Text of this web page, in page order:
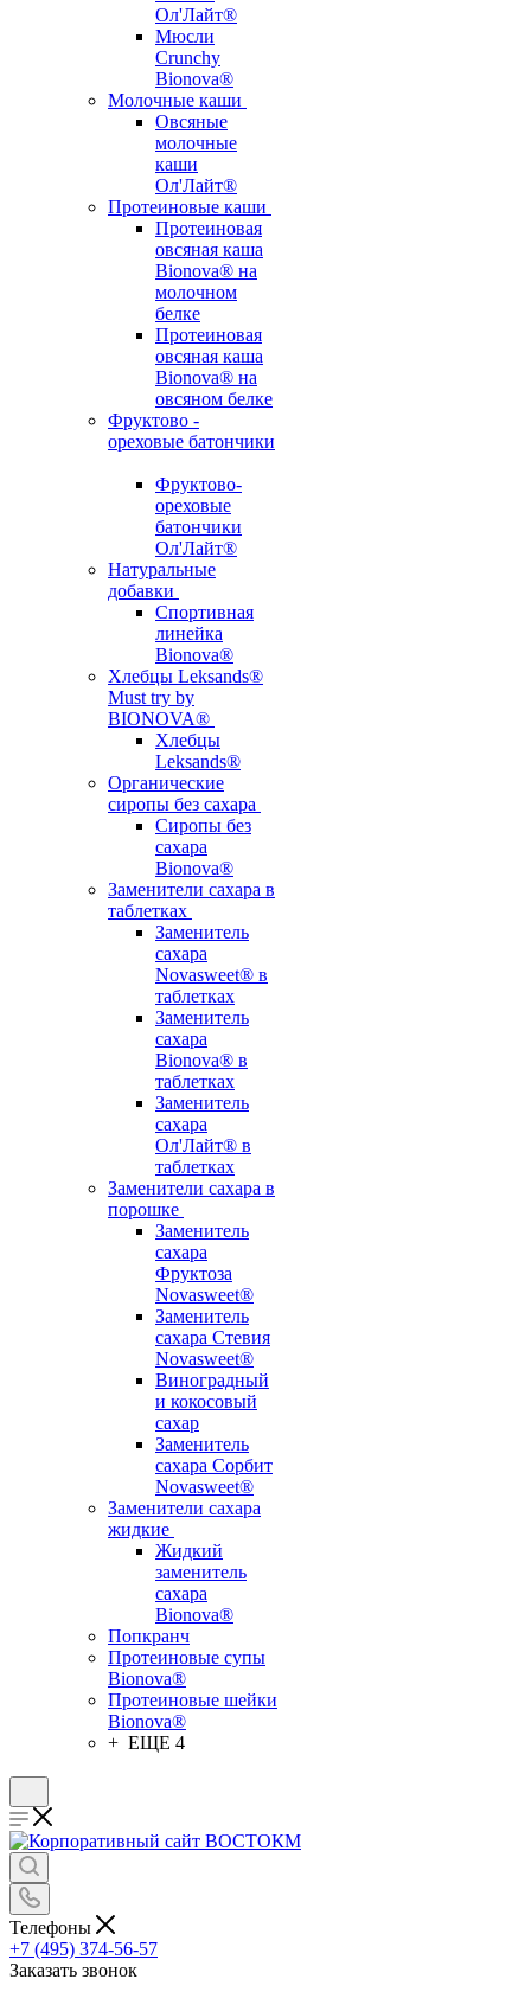
Ол'Лайт®
Мюсли
Crunchy
Bionova®
Молочные каши
Овсяные
молочные
каши
Ол'Лайт®
Протеиновые каши
Протеиновая
овсяная каша
Bionova® на
молочном
белке
Протеиновая
овсяная каша
Bionova® на
овсяном белке
Фруктово -
ореховые батончики
Фруктово-
ореховые
батончики
Ол'Лайт®
Натуральные
добавки
Спортивная
линейка
Bionova®
Хлебцы Leksands®
Must try by
BIONOVA®
Хлебцы
Leksands®
Органические
сиропы без сахара
Сиропы без
сахара
Bionova®
Заменители сахара в
таблетках
Заменитель
сахара
Novasweet® в
таблетках
Заменитель
сахара
Bionova® в
таблетках
Заменитель
сахара
Ол'Лайт® в
таблетках
Заменители сахара в
порошке
Заменитель
сахара
Фруктоза
Novasweet®
Заменитель
сахара Стевия
Novasweet®
Виноградный
и кокосовый
сахар
Заменитель
сахара Сорбит
Novasweet®
Заменители сахара
жидкие
Жидкий
заменитель
сахара
Bionova®
Попкранч
Протеиновые супы
Bionova®
Протеиновые шейки
Bionova®
+ ЕЩЕ 4
Телефоны
+7 (495) 374-56-57
Заказать звонок